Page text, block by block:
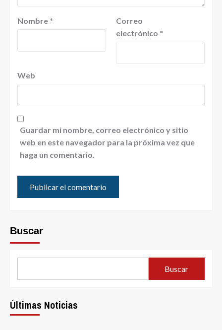
Nombre *
Correo
electrónico *
Web
Guardar mi nombre, correo electrónico y sitio
web en este navegador para la próxima vez que
haga un comentario.
Buscar
Buscar
Últimas Noticias